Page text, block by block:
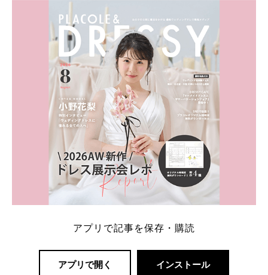
内容：特典金額・条件・応募方法・注意点 「どこが
一番お得？」「プラコレの特典は？」といった疑問も
解決します。 まずは診断で候補を絞れる「ウェディ
ング診断」か、体験型 […]
続きを読む
アプリで記事を保存・購読
アプリで開く インストール